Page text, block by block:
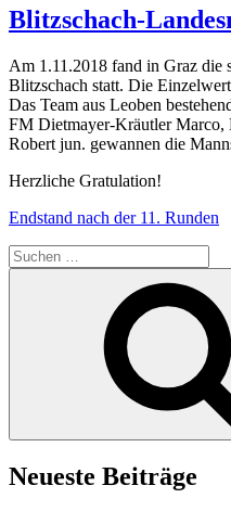
Blitzschach-
Am 1.11.2018 fand in Graz die
Blitzschach statt. Die
Das Team aus Leoben
FM Dietmayer-Kräutler Marco,
Robert jun. gewannen die
Herzliche Gratulation!
Endstand nach der 11. Runden
Suchen
nach:
Neueste Beiträge